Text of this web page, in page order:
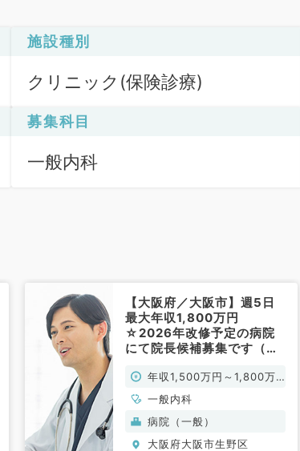
施設種別
クリニック(保険診療)
募集科目
一般内科
【大阪府／大阪市】週5日
最大年収1,800万円
☆2026年改修予定の病院
にて院長候補募集です（一
年収1,500万円～1,800万
一般内科
病院（一般）
大阪府大阪市生野区